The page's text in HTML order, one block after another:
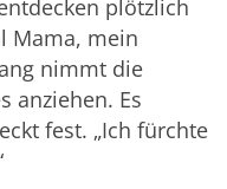
plötzlich
Mama, mein
nimmt die
anziehen. Es
fest. „Ich fürchte